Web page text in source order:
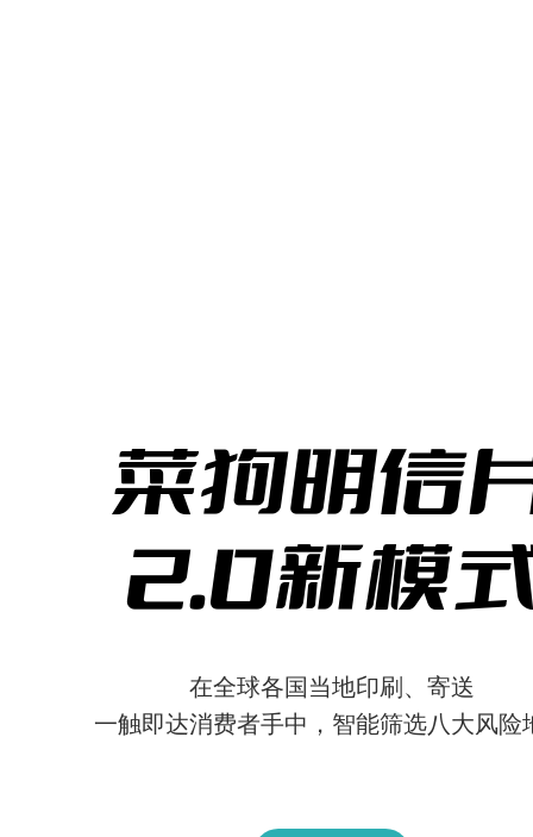
菜狗明信
2.0新模
在全球各国当地印刷、寄送
一触即达消费者手中，智能筛选八大风险